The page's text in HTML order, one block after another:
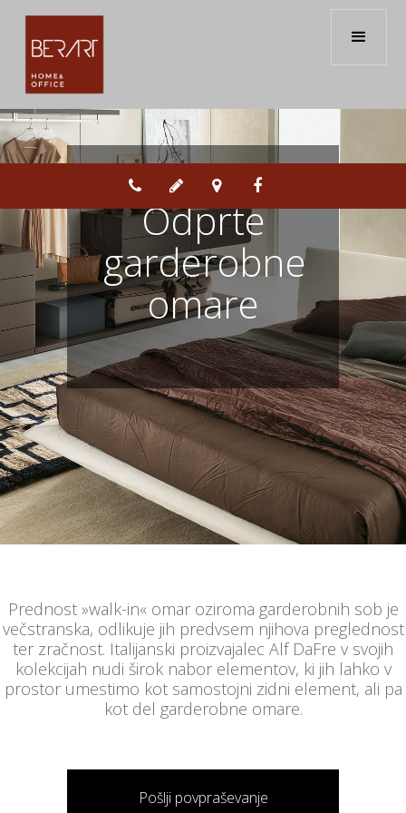
Odprte
garderobne
omare
Prednost »walk-in« omar oziroma garderobnih sob je
večstranska, odlikuje jih predvsem njihova preglednost
ter zračnost. Italijanski proizvajalec Alf DaFre v svojih
kolekcijah nudi širok nabor elementov, ki jih lahko v
prostor umestimo kot samostojni zidni element, ali pa
kot del garderobne omare.
Pošlji povpraševanje
   